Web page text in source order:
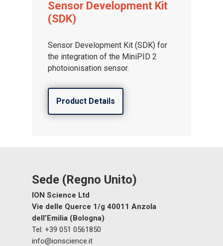
Sensor Development Kit
(SDK)
Sensor Development Kit (SDK) for
the integration of the MiniPID 2
photoionisation sensor.
Product Details
Sede (Regno Unito)
ION Science Ltd
Vie delle Querce 1/g 40011 Anzola
dell’Emilia (Bologna)
Tel: +39 051 0561850
info@ionscience.it